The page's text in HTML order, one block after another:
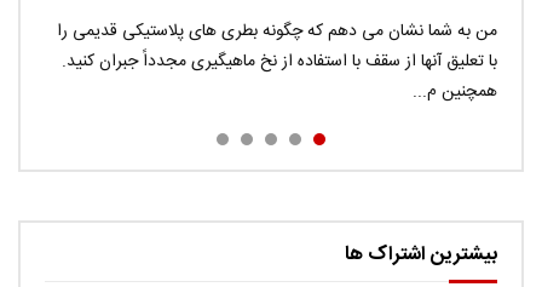
من به شما نشان می دهم که چگونه بطری های پلاستیکی قدیمی را
با تعلیق آنها از سقف با استفاده از نخ ماهیگیری مجدداً جبران کنید.
همچنین م...
Pellentesque vitae massa commodo, interdum turpis in,
pretium enim. Integer feugiat felis a justo aliquam, porta
euismod nunc volutp...
در این ویدیو می توانید ترفند های جاسوسی را در چند دقیقه ببینید.
اگر می خواهید راهی برای گرفتن اثر انگشت افراد داشته باشید ، به
راحتی...
Donec eros risus, auctor quis congue eu, viverra id
tellus. Sed ac ligula faucibus, consequat augue nec,
sodales diam. Cras quis met...
بیشترین اشتراک ها